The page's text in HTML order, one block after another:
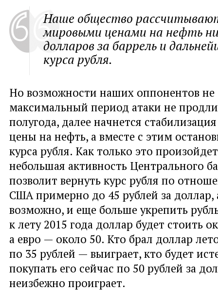
Наше общество
мировыми ценами на нефть
долларов за баррель и
курса рубля.
Но возможности наших оппонентов не
максимальный период атаки не
полугода, далее начнется
цены на нефть, а вместе с этим
курса рубля. Как только это
небольшая активность Центрального
позволит вернуть курс рубля по
США примерно до 45 рублей за доллар,
возможно, и еще больше укрепить
к лету 2015 года доллар будет стоить
а евро — около 50. Кто брал доллар
по 35 рублей — выиграет, кто будет
покупать его сейчас по 50 рублей за
неизбежно проиграет.